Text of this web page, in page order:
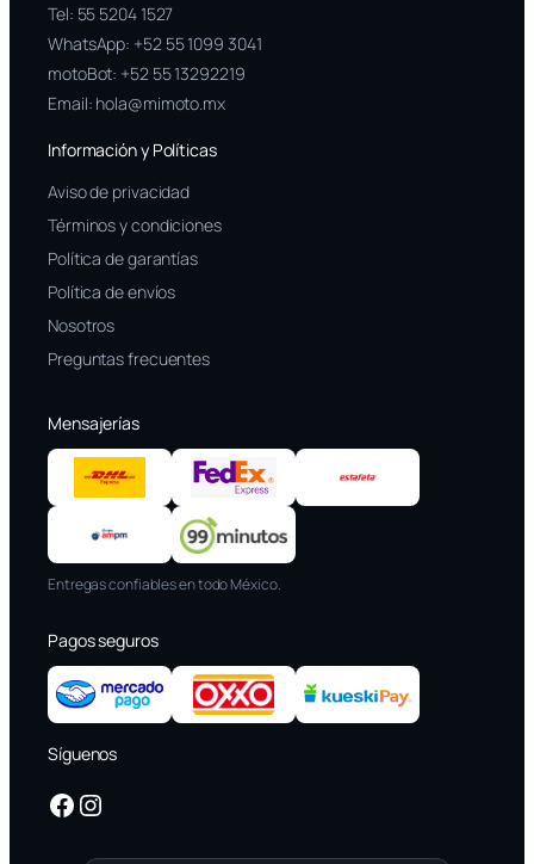
Tel: 55 5204 1527
WhatsApp: +52 55 1099 3041
motoBot: +52 55 13292219
Email: hola@mimoto.mx
Información y Políticas
Aviso de privacidad
Términos y condiciones
Política de garantías
Política de envíos
Nosotros
Preguntas frecuentes
Mensajerías
Entregas confiables en todo México.
Pagos seguros
Síguenos
Facebook Instagram